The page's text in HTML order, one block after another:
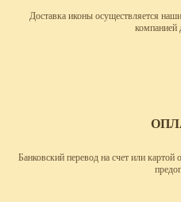
Доставка иконы осуществляется
компанией
Банковский перевод на счет или